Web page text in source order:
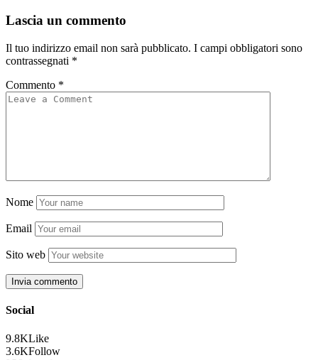
Lascia un commento
Il tuo indirizzo email non sarà pubblicato. I campi obbligatori sono
contrassegnati *
Commento *
Nome
Email
Sito web
Social
9.8KLike
3.6KFollow